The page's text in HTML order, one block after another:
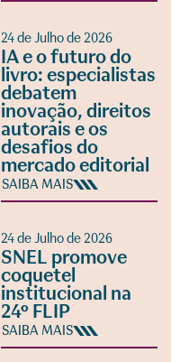
24 de Julho de 2026
IA e o futuro do
livro: especialistas
debatem
inovação, direitos
autorais e os
desafios do
mercado editorial
SAIBA MAIS
24 de Julho de 2026
SNEL promove
coquetel
institucional na
24º FLIP
SAIBA MAIS